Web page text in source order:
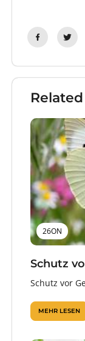
26ON
Schutz
Schutz vor
MEHR LESEN